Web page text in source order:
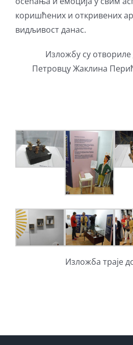
коришћених и откривених
видљивост данас.
Изложбу су отвориле
Петровцу Жаклина
Изложба траје